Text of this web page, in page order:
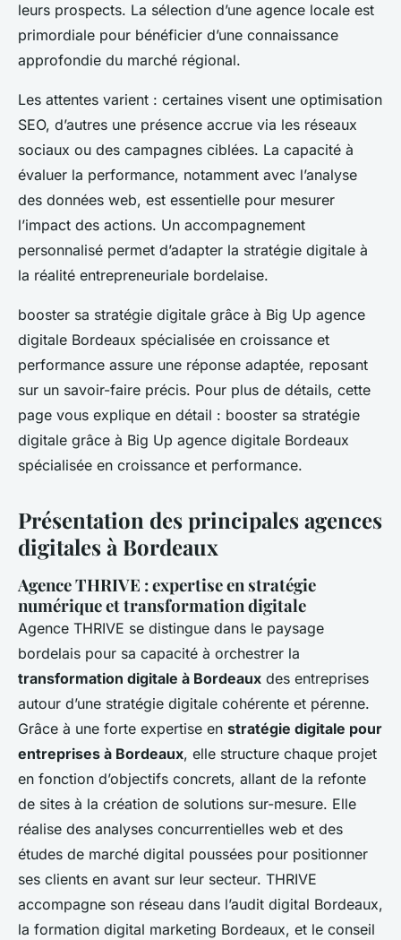
leurs prospects. La sélection d’une agence locale est
primordiale pour bénéficier d’une connaissance
approfondie du marché régional.
Les attentes varient : certaines visent une optimisation
SEO, d’autres une présence accrue via les réseaux
sociaux ou des campagnes ciblées. La capacité à
évaluer la performance, notamment avec l’analyse
des données web, est essentielle pour mesurer
l’impact des actions. Un accompagnement
personnalisé permet d’adapter la stratégie digitale à
la réalité entrepreneuriale bordelaise.
booster sa stratégie digitale grâce à Big Up agence
digitale Bordeaux spécialisée en croissance et
performance assure une réponse adaptée, reposant
sur un savoir-faire précis. Pour plus de détails, cette
page vous explique en détail : booster sa stratégie
digitale grâce à Big Up agence digitale Bordeaux
spécialisée en croissance et performance.
Présentation des principales agences
digitales à Bordeaux
Agence THRIVE : expertise en stratégie
numérique et transformation digitale
Agence THRIVE se distingue dans le paysage
bordelais pour sa capacité à orchestrer la
transformation digitale à Bordeaux des entreprises
autour d’une stratégie digitale cohérente et pérenne.
Grâce à une forte expertise en stratégie digitale pour
entreprises à Bordeaux, elle structure chaque projet
en fonction d’objectifs concrets, allant de la refonte
de sites à la création de solutions sur-mesure. Elle
réalise des analyses concurrentielles web et des
études de marché digital poussées pour positionner
ses clients en avant sur leur secteur. THRIVE
accompagne son réseau dans l’audit digital Bordeaux,
la formation digital marketing Bordeaux, et le conseil